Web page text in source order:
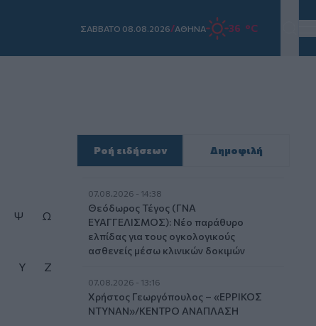
ΣAΒΒΑΤΟ 08.08.2026/ΑΘΗΝΑ 36 °C
Ψ Ω
Y Z
Ροή ειδήσεων Δημοφιλή
07.08.2026 - 14:38
Θεόδωρος Τέγος (ΓΝΑ
ΕΥΑΓΓΕΛΙΣΜΟΣ): Νέο παράθυρο
ελπίδας για τους ογκολογικούς
ασθενείς μέσω κλινικών δοκιμών
07.08.2026 - 13:16
Χρήστος Γεωργόπουλος – «ΕΡΡΙΚΟΣ
ΝΤΥΝΑΝ»/ΚΕΝΤΡΟ ΑΝΑΠΛΑΣΗ